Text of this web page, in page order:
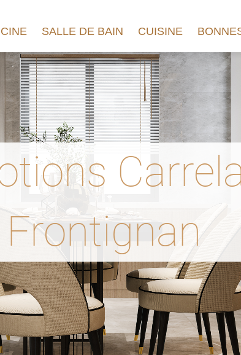
SALLE DE BAIN CUISINE
Frontignan